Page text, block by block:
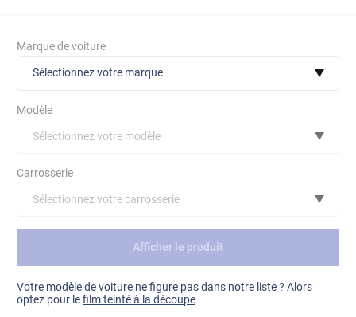
Marque de voiture
Sélectionnez votre marque
Ford
Modèle
Sélectionnez votre modèle
Carrosserie
Sélectionnez votre carrosserie
Voir tout
Afficher le produit
Votre modèle de voiture ne figure pas dans notre liste ? Alors
optez pour lefilm teinté à la découpe